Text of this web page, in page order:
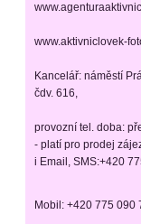
www.aktivniclovek-
Kancelář: náměstí
čdv. 616,
provozní tel. doba:
- platí pro prodej
i Email, SMS:+420
Mobil: +420 775 090